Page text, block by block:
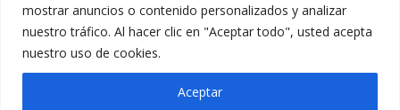
mostrar anuncios o contenido personalizados y analizar
nuestro tráfico. Al hacer clic en "Aceptar todo", usted acepta
nuestro uso de cookies.
Aceptar
Aviso Legal-Política de privacidad
Contacto